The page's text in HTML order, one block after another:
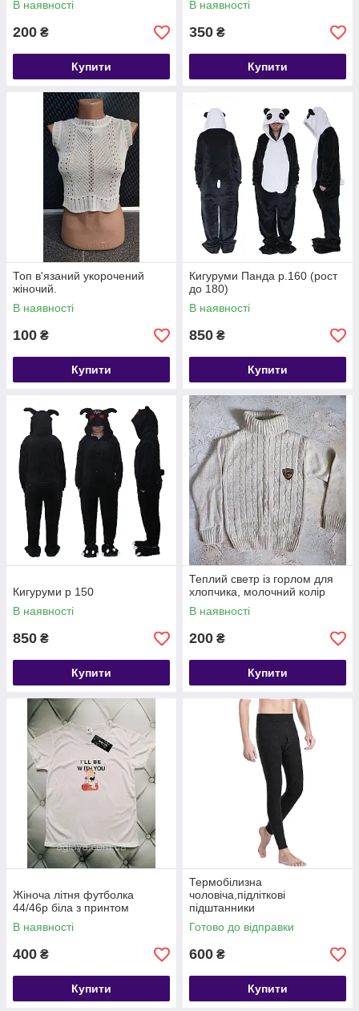
В наявності
200 ₴
Купити
В наявності
350 ₴
Купити
Топ в'язаний укорочений
жіночий.
В наявності
100 ₴
Купити
Кигуруми Панда р.160 (рост
до 180)
В наявності
850 ₴
Купити
Кигуруми р 150
В наявності
850 ₴
Купити
Теплий светр із горлом для
хлопчика, молочний колір
В наявності
200 ₴
Купити
Жіноча літня футболка
44/46р біла з принтом
В наявності
400 ₴
Купити
Термобілизна
чоловіча,підліткові
підштанники
Готово до відправки
600 ₴
Купити